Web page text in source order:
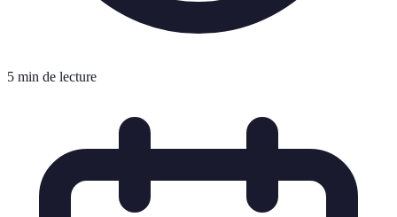
5 min de lecture